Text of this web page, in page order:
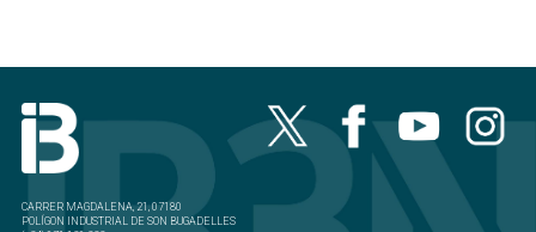
CARRER MAGDALENA, 21, 07180
POLÍGON INDUSTRIAL DE SON BUGADELLES